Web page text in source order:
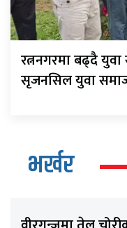
रत्ननगरमा बढ्दै
सृजनसिल युवा
भर्खर